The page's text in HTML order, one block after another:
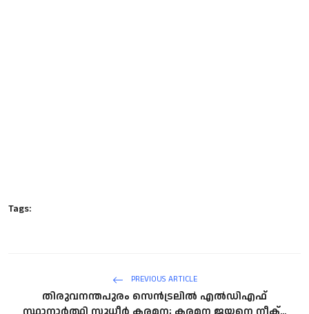
Tags:
PREVIOUS ARTICLE
തിരുവനന്തപുരം സെന്‍ട്രലില്‍ എല്‍ഡിഎഫ്